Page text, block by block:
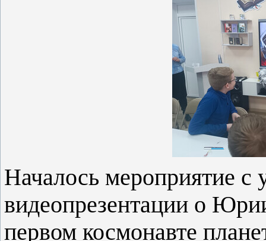
Началось мероприятие с
видеопрезентации о
первом космонавте